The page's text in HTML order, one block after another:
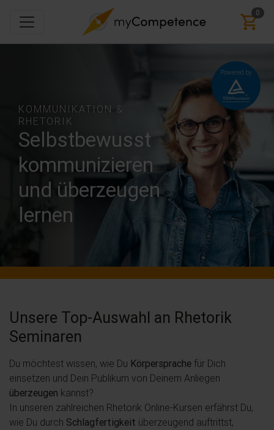
0
Powered by
KOMMUNIKATION &
RHETORIK
Selbstbewusst
kommunizieren
und überzeugen
lernen
Unsere Top-Auswahl an Rhetorik
Seminaren
Du möchtest wissen, wie Du Körpersprache für Dich
einsetzen und Dein Publikum von Deinem Anliegen
überzeugen kannst?
In unseren zahlreichen Rhetorik Online-Kursen erfährst Du,
wie Du durch Schlagfertigkeit überzeugend auftrittst,